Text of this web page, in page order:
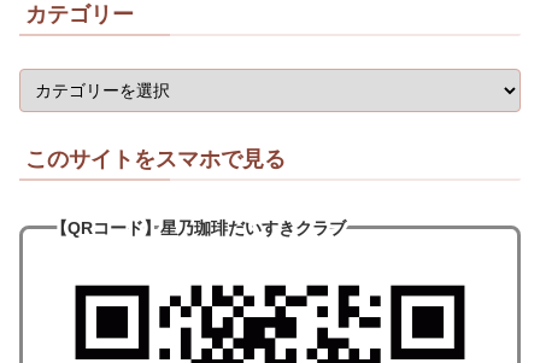
カテゴリー
このサイトをスマホで見る
【QRコード】星乃珈琲だいすきクラブ